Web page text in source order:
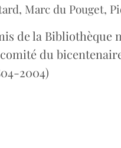
Marc du Pouget,
de la Bibliothèque
du
2004)